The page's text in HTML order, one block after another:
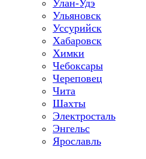
Улан-Удэ
Ульяновск
Уссурийск
Хабаровск
Химки
Чебоксары
Череповец
Чита
Шахты
Электросталь
Энгельс
Ярославль